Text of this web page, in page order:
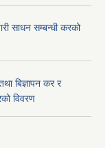
साधन सम्बन्धी करको
बिज्ञापन कर र
विवरण